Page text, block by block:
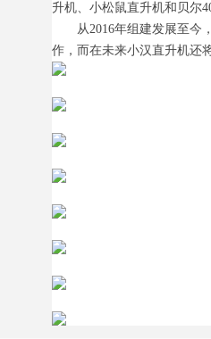
升机、小松鼠直升机和贝尔
从2016年组建发展至今，
作，而在未来小汉直升机还